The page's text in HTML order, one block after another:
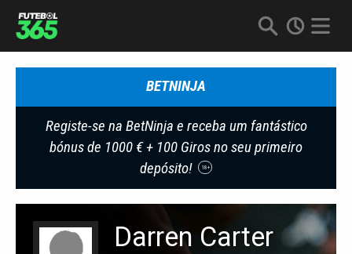
BETNINJA
Registe-se na BetNinja e receba um fantástico
bónus de 1000 € + 100 Giros no seu primeiro
depósito!
18+
Darren Carter